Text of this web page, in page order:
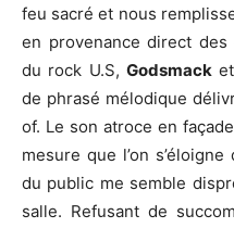
feu sacré et nous
en provenance direct des
du rock U.S, Godsmacket
de phrasé mélodique
of. Le son atroce en
mesure que l’on
du public me semble
salle. Refusant de